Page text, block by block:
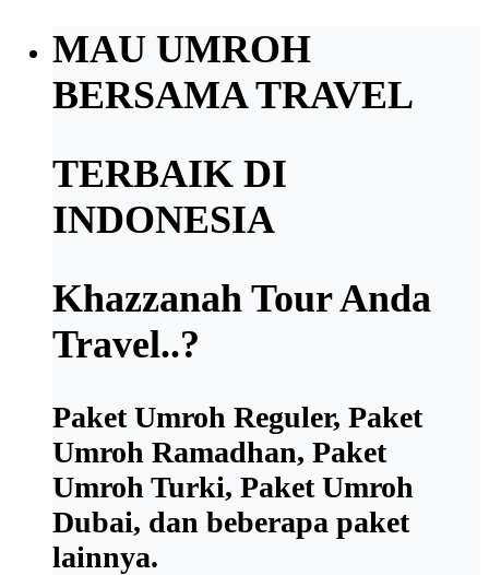
MAU UMROH
BERSAMA TRAVEL
TERBAIK DI
INDONESIA
Khazzanah Tour Anda
Travel..?
Paket Umroh Reguler, Paket
Umroh Ramadhan, Paket
Umroh Turki, Paket Umroh
Dubai, dan beberapa paket
lainnya.